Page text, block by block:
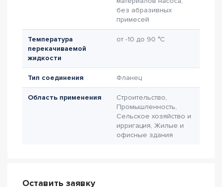
без абразивных
примесей
Температура
перекачиваемой
жидкости
от -10 до 90 °C
Тип соединения Фланец
Область применения
Строительство,
Промышленность,
Сельское хозяйство и
ирригация, Жилые и
офисные здания
Оставить заявку